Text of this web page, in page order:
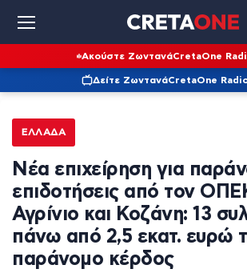
Ακούστε ΖωντανάCretaOne
Δείτε ΖωντανάCretaOne
ΕΛΛΆΔΑ
Νέα επιχείρηση για
επιδοτήσεις από τον
Αγρίνιο και Κοζάνη: 13
πάνω από 2,5 εκατ. ευρώ
παράνομο κέρδος